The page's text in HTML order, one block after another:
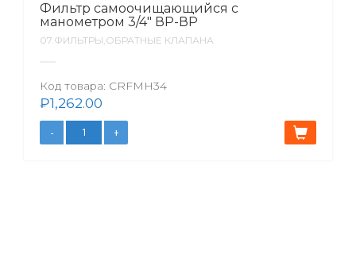
Фильтр самоочищающийся с
манометром 3/4″ ВР-ВР
07.ФИЛЬТРЫ,ОБРАТНЫЕ КЛАПАНА
Код товара: CRFMH34
₽1,262.00